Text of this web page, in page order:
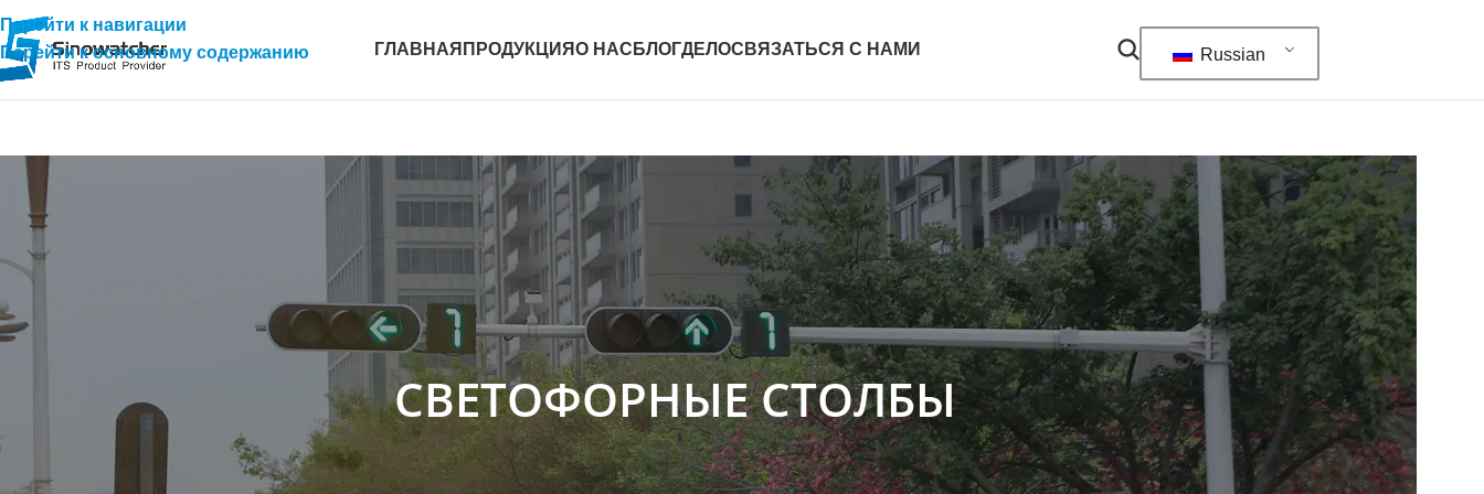
Перейти к навигации
Перейти к основному содержанию
ГЛАВНАЯ ПРОДУКЦИЯО НАС БЛОГДЕЛОСВЯЗАТЬСЯ С НАМИ Russian
СВЕТОФОРНЫЕ СТОЛБЫ